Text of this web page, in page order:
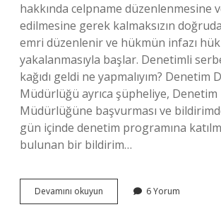
hakkında celpname düzenlenmesine
edilmesine gerek kalmaksızın
emri düzenlenir ve hükmün infazı
yakalanmasıyla başlar. Denetimli
kağıdı geldi ne yapmalıyım? Denetim
Müdürlüğü ayrıca şüpheliye, Denetim
Müdürlüğüne başvurması ve
gün içinde denetim programına
bulunan bir bildirim…
Devamını okuyun
Kağıt
6 Yorum